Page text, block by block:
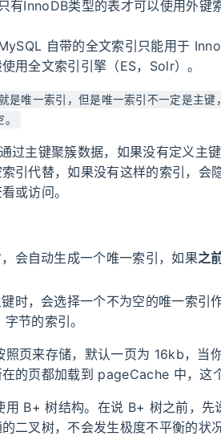
有InnoDB类型的表才可以使用外键
自带的全文索引只能用于
用全文索引引擎（ES，Solr）。
是唯一索引，但是唯一索引不一定是主键
过主键聚簇数据，如果没有定义主
引代替，如果没有这样的索引，会
或访问。
会自动生成一个唯一索引，如果之
时，会选择一个不为空的唯一索引
节的索引。
照页来存储，默认一页为 16kb，当
的页都加载到 pageCache 中，这
用 B+ 树结构。在说 B+ 树之前，先
二叉树，不会发生极度不平衡的状